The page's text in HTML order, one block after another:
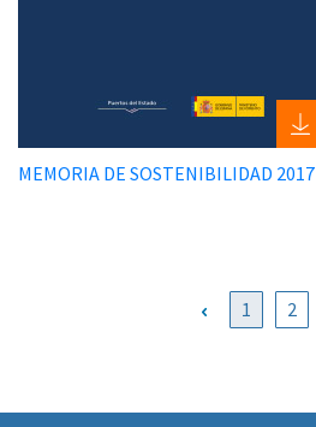
MEMORIA DE SOSTENIBILIDAD 2017
1 2